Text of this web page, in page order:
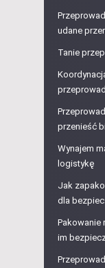
udane
Tanie
przenieść
Wynajem
logistykę
Jak
dla
Pakowanie
im